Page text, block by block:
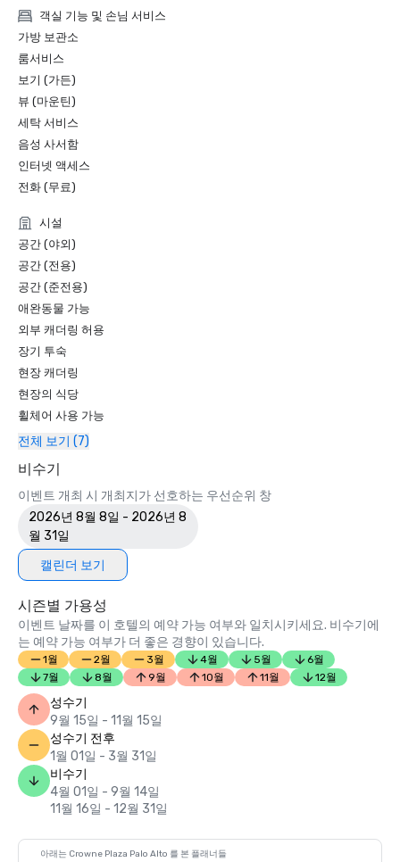
객실 기능 및 손님 서비스
가방 보관소
룸서비스
보기 (가든)
뷰 (마운틴)
세탁 서비스
음성 사서함
인터넷 액세스
전화 (무료)
시설
공간 (야외)
공간 (전용)
공간 (준전용)
애완동물 가능
외부 캐더링 허용
장기 투숙
현장 캐더링
현장의 식당
휠체어 사용 가능
전체 보기 (7)
비수기
이벤트 개최 시 개최지가 선호하는 우선순위 창
2026년 8월 8일 - 2026년 8
월 31일
캘린더 보기
시즌별 가용성
이벤트 날짜를 이 호텔의 예약 가능 여부와 일치시키세요. 비수기에
는 예약 가능 여부가 더 좋은 경향이 있습니다.
1월 2월 3월 4월 5월
6월
7월
8월 9월 10월 11월 12월
성수기
9월 15일 - 11월 15일
성수기 전후
1월 01일 - 3월 31일
비수기
4월 01일 - 9월 14일
11월 16일 - 12월 31일
아래는 Crowne Plaza Palo Alto 를 본 플래너들